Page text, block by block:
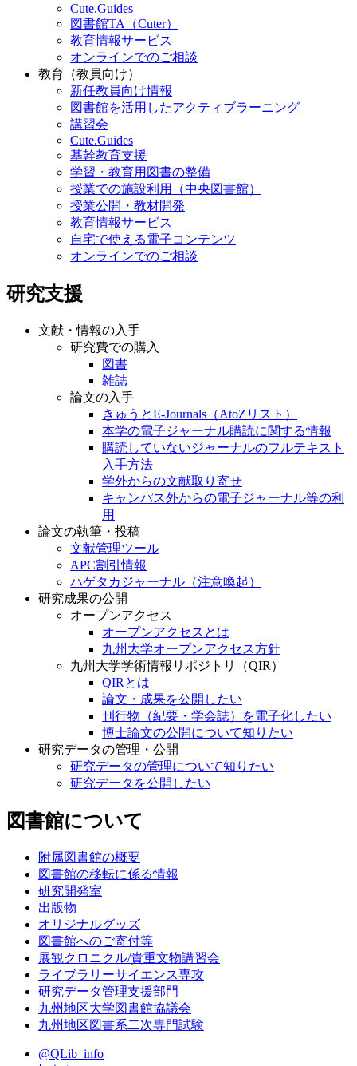
Cute.Guides
図書館TA（Cuter）
教育情報サービス
オンラインでのご相談
教育（教員向け）
新任教員向け情報
図書館を活用したアクティブラーニング
講習会
Cute.Guides
基幹教育支援
学習・教育用図書の整備
授業での施設利用（中央図書館）
授業公開・教材開発
教育情報サービス
自宅で使える電子コンテンツ
オンラインでのご相談
研究支援
文献・情報の入手
研究費での購入
図書
雑誌
論文の入手
きゅうとE-Journals（AtoZリスト）
本学の電子ジャーナル購読に関する情報
購読していないジャーナルのフルテキスト
入手方法
学外からの文献取り寄せ
キャンパス外からの電子ジャーナル等の利
用
論文の執筆・投稿
文献管理ツール
APC割引情報
ハゲタカジャーナル（注意喚起）
研究成果の公開
オープンアクセス
オープンアクセスとは
九州大学オープンアクセス方針
九州大学学術情報リポジトリ（QIR）
QIRとは
論文・成果を公開したい
刊行物（紀要・学会誌）を電子化したい
博士論文の公開について知りたい
研究データの管理・公開
研究データの管理について知りたい
研究データを公開したい
図書館について
附属図書館の概要
図書館の移転に係る情報
研究開発室
出版物
オリジナルグッズ
図書館へのご寄付等
展観クロニクル/貴重文物講習会
ライブラリーサイエンス専攻
研究データ管理支援部門
九州地区大学図書館協議会
九州地区図書系二次専門試験
@QLib_info